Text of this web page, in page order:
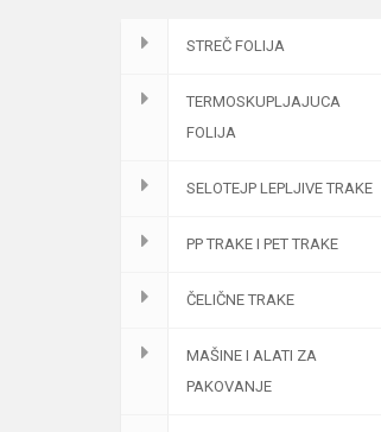
STREČ FOLIJA
TERMOSKUPLJAJUCA
FOLIJA
SELOTEJP LEPLJIVE TRAKE
PP TRAKE I PET TRAKE
ČELIČNE TRAKE
MAŠINE I ALATI ZA
PAKOVANJE